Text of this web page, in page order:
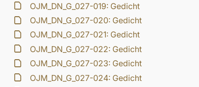
OJM_DN_G_027-019: Gedicht
OJM_DN_G_027-020: Gedicht
OJM_DN_G_027-021: Gedicht
OJM_DN_G_027-022: Gedicht
OJM_DN_G_027-023: Gedicht
OJM_DN_G_027-024: Gedicht